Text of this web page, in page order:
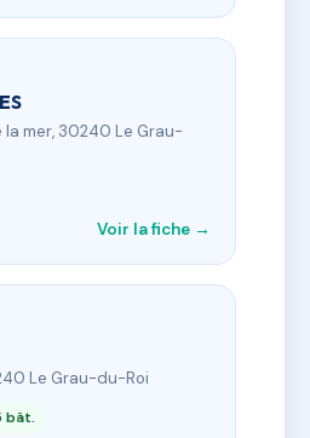
la mer, 30240 Le Grau-
Voir la fiche →
Le Grau-du-Roi
bât.